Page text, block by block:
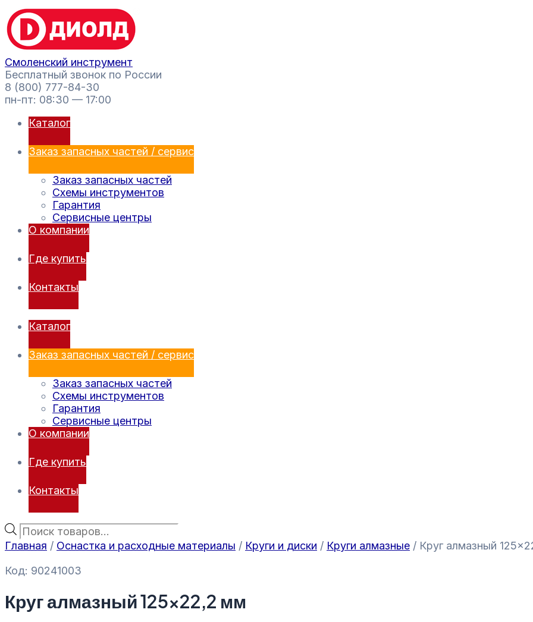
Перейти
к
содержимому
Смоленский инструмент
Бесплатный звонок по России
8 (800) 777-84-30
пн-пт: 08:30 — 17:00
Каталог
Заказ запасных частей / сервис
Заказ запасных частей
Схемы инструментов
Гарантия
Сервисные центры
О компании
Где купить
Контакты
Каталог
Заказ запасных частей / сервис
Заказ запасных частей
Схемы инструментов
Гарантия
Сервисные центры
О компании
Где купить
Контакты
Поиск
товаров
Главная / Оснастка и расходные материалы / Круги и диски / Круги алмазные / Круг алмазный
Код: 90241003
Круг алмазный 125×22,2 мм